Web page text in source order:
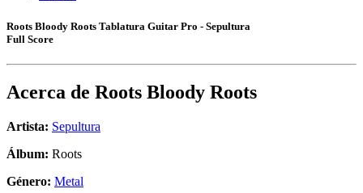
Roots Bloody Roots Tablatura Guitar Pro - Sepultura
Full Score
Acerca de Roots Bloody Roots
Artista: Sepultura
Álbum: Roots
Género: Metal